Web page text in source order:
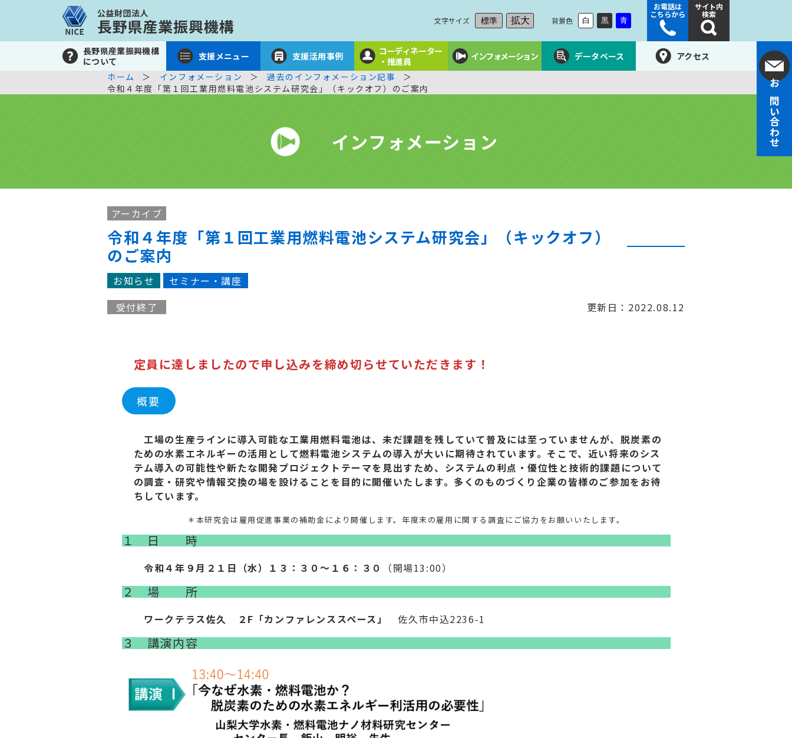
文字サイズ 標準 拡大 背景色 白 黒 青
お電話は
こちらから
サイト内
検索
長野県産業振興機構
について
支援メニュー 支援活用事例
コーディネーター
・推進員
インフォメーション データベース アクセス
お問い合わせ
ホーム インフォメーション
過去のインフォメーション記事
令和４年度「第１回工業用燃料電池システム研究会」（キックオフ）のご案内
インフォメーション
アーカイブ
令和４年度「第１回工業用燃料電池システム研究会」（キックオフ）
のご案内
お知らせ
セミナー・講座
受付終了
更新日：2022.08.12
定員に達しましたので申し込みを締め切らせていただきます！
概要
工場の生産ラインに導入可能な工業用燃料電池は、未だ課題を残していて普及には至っていませんが、脱炭素の
ための水素エネルギーの活用として燃料電池システムの導入が大いに期待されています。そこで、近い将来のシス
テム導入の可能性や新たな開発プロジェクトテーマを見出すため、システムの利点・優位性と技術的課題について
の調査・研究や情報交換の場を設けることを目的に開催いたします。多くのものづくり企業の皆様のご参加をお待
ちしています。
＊本研究会は雇用促進事業の補助金により開催します。年度末の雇用に関する調査にご協力をお願いいたします。
１ 日 時
令和４年９月２１日（水）１３：３０～１６：３０ （開場13:00）
２ 場 所
ワークテラス佐久 ２F「カンファレンススペース」 佐久市中込2236-1
３ 講演内容